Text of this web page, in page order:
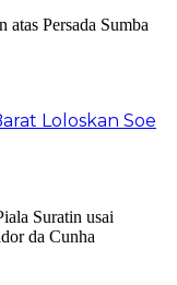
Loloskan Soe